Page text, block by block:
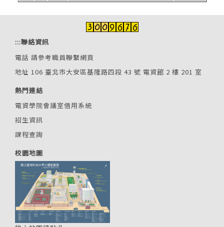
:::聯絡資訊
電話 請參考職員聯繫網頁
地址 106 臺北市大安區基隆路四段 43 號 電資館 2 樓 201 室
熱門連結
電資學院會議室借用系統
招生資訊
課程查詢
校園地圖